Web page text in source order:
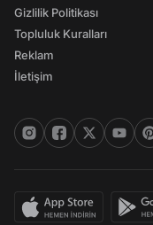
Gizlilik Politikası
Topluluk Kuralları
Reklam
İletişim